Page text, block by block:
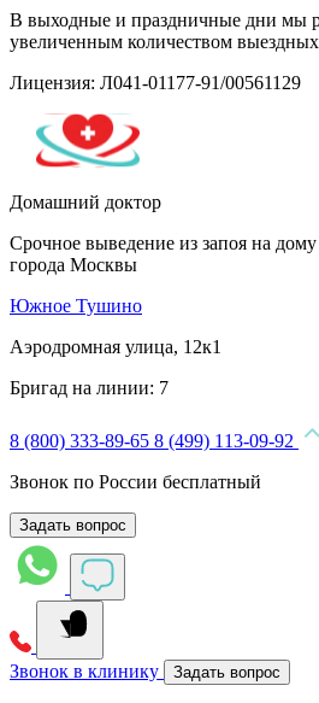
В выходные и праздничные дни мы
увеличенным количеством
Лицензия: Л041-01177-91/00561129
Домашний доктор
Срочное выведение из запоя на
города Москвы
Южное Тушино
Аэродромная улица, 12к1
Бригад на линии: 7
8 (800) 333-89-65 8 (499) 113-09-92
Звонок по России бесплатный
Задать вопрос
Звонок в клинику Задать вопрос